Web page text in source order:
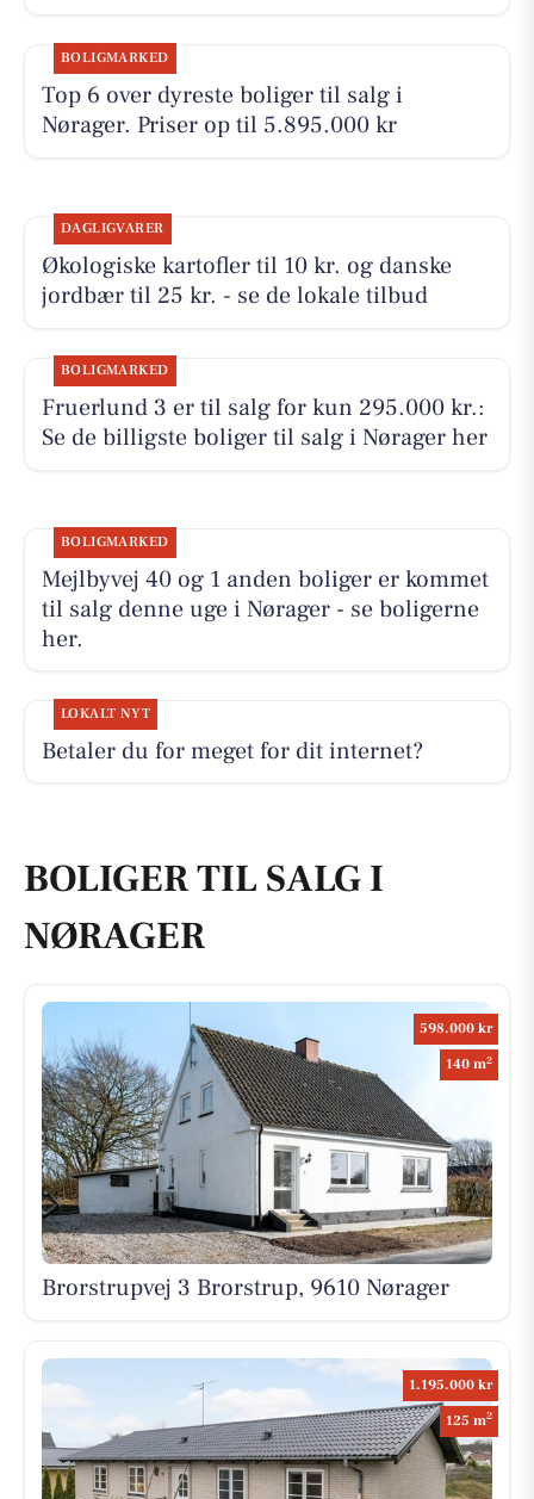
BOLIGMARKED
Top 6 over dyreste boliger til salg i
Nørager. Priser op til 5.895.000 kr
DAGLIGVARER
Økologiske kartofler til 10 kr. og danske
jordbær til 25 kr. - se de lokale tilbud
BOLIGMARKED
Fruerlund 3 er til salg for kun 295.000 kr.:
Se de billigste boliger til salg i Nørager her
BOLIGMARKED
Mejlbyvej 40 og 1 anden boliger er kommet
til salg denne uge i Nørager - se boligerne
her.
LOKALT NYT
Betaler du for meget for dit internet?
BOLIGER TIL SALG I
NØRAGER
598.000 kr
140 m2
Brorstrupvej 3 Brorstrup, 9610 Nørager
1.195.000 kr
125 m2